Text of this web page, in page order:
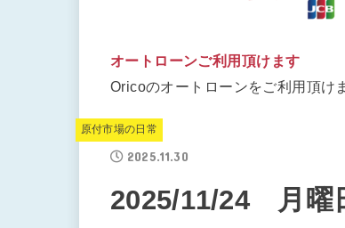
オートローンご利用頂けます
Oricoのオートローンをご利用頂け
原付市場の日常
2025.11.30
2025/11/24 月